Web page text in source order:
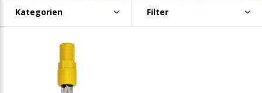
Kategorien Filter